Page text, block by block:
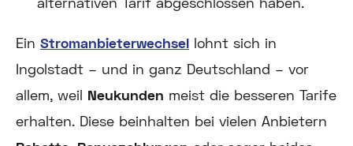
Ein Stromanbieterwechsel lohnt sich in
Ingolstadt – und in ganz Deutschland – vor
allem, weil Neukunden meist die besseren Tarife
erhalten. Diese beinhalten bei vielen Anbietern